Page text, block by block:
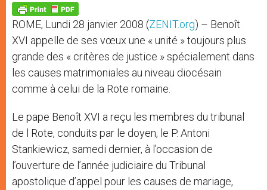
p
p
g
e
r
o
k
ROME, Lundi 28 janvier 2008 (ZENIT.org) – Benoît
XVI appelle de ses vœux une « unité » toujours plus
grande des « critères de justice » spécialement dans
les causes matrimoniales au niveau diocésain
comme à celui de la Rote romaine.
Le pape Benoît XVI a reçu les membres du tribunal
de l Rote, conduits par le doyen, le P. Antoni
Stankiewicz, samedi dernier, à l’occasion de
l’ouverture de l’année judiciaire du Tribunal
apostolique d’appel pour les causes de mariage,